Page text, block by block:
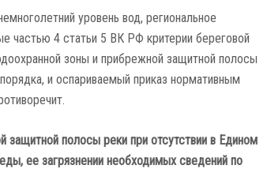
уровень вод, региональное
частью 4 статьи 5 ВК РФ критерии береговой
зоны и прибрежной защитной полосы
и оспариваемый приказ нормативным
защитной полосы реки при отсутствии в Едином
ее загрязнении необходимых сведений по